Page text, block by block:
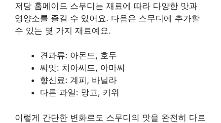
저당 홈메이드 스무디는 재료에 따라 다양한 맛과
영양소를 즐길 수 있어요. 다음은 스무디에 추가할
수 있는 몇 가지 재료예요.
견과류: 아몬드, 호두
씨앗: 치아씨드, 아마씨
향신료: 계피, 바닐라
다른 과일: 망고, 키위
이렇게 간단한 변화로도 스무디의 맛을 완전히 다르